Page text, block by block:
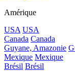
Amérique
USA USA
Canada Canada
Guyane, Amazonie
Mexique Mexique
Brésil Brésil